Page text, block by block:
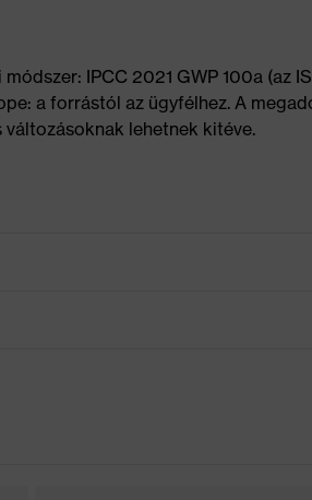
IPCC 2021 GWP 100a (az
a forrástól az ügyfélhez. A
lehetnek kitéve.